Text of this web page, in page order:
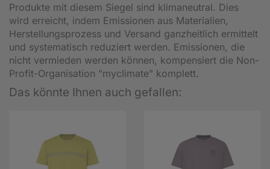
Produkte mit diesem Siegel sind klimaneutral. Dies
wird erreicht, indem Emissionen aus Materialien,
Herstellungsprozess und Versand ganzheitlich ermittelt
und systematisch reduziert werden. Emissionen, die
nicht vermieden werden können, kompensiert die Non-
Profit-Organisation "myclimate" komplett.
Das könnte Ihnen auch gefallen: